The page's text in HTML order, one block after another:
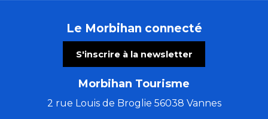
Le Morbihan connecté
S'inscrire à la newsletter
Morbihan Tourisme
2 rue Louis de Broglie 56038 Vannes